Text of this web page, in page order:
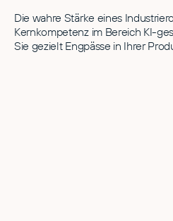
Die wahre Stärke eines
Kernkompetenz im Bereich KI-
Sie gezielt Engpässe in Ihrer